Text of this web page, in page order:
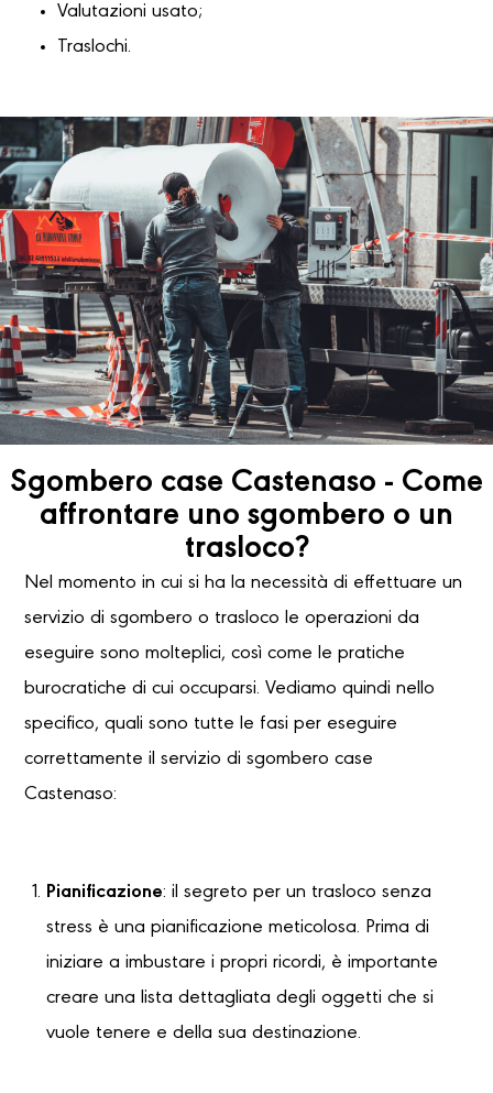
Valutazioni usato;
Traslochi.
Sgombero case Castenaso - Come
affrontare uno sgombero o un
trasloco?
Nel momento in cui si ha la necessità di effettuare un
servizio di sgombero o trasloco le operazioni da
eseguire sono molteplici, così come le pratiche
burocratiche di cui occuparsi. Vediamo quindi nello
specifico, quali sono tutte le fasi per eseguire
correttamente il servizio di sgombero case
Castenaso:
Pianificazione: il segreto per un trasloco senza
stress è una pianificazione meticolosa. Prima di
iniziare a imbustare i propri ricordi, è importante
creare una lista dettagliata degli oggetti che si
vuole tenere e della sua destinazione.